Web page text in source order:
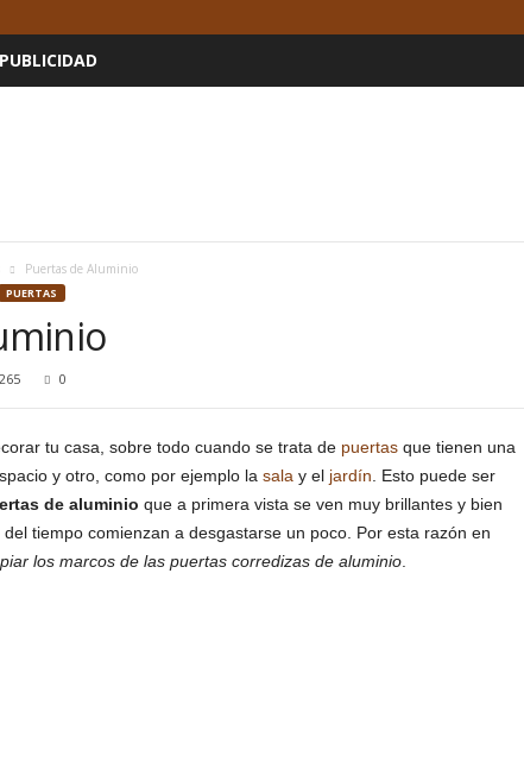
PUBLICIDAD
Puertas de Aluminio
PUERTAS
0
tu casa, sobre todo cuando se trata de puertasque tienen una
y otro, como por ejemplo la sala y el jardín . Esto puede ser
de aluminio que a primera vista se ven muy brillantes y bien
tiempo comienzan a desgastarse un poco. Por esta razón en
los marcos de las puertas corredizas de aluminio.